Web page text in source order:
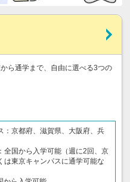
ら通学まで、自由に選べる3つの
：京都府、滋賀県、大阪府、兵
全国から入学可能（週に2回、京
は東京キャンパスに通学可能な